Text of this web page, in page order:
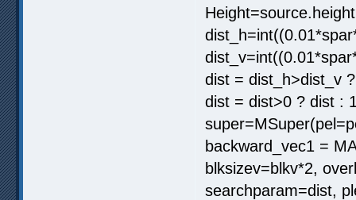
Height=source.height
dist = dist_h>dist_v
dist = dist>0 ? dist :
backward_vec1 =
blksizev=blkv*2,
searchparam=dist,